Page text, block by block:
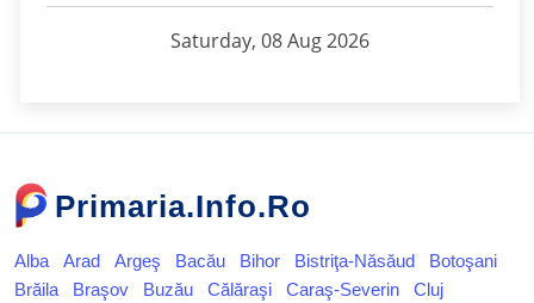
Saturday, 08 Aug 2026
Primaria.Info.Ro
Alba Arad Argeş Bacău Bihor Bistriţa-Năsăud
Botoşani
Brăila
Braşov Buzău Călăraşi Caraş-Severin
Cluj